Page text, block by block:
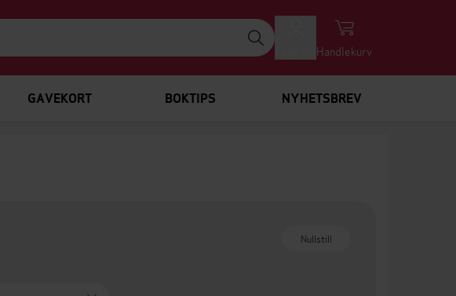
Handlekurv
GAVEKORT BOKTIPS NYHETSBREV
Nullstill